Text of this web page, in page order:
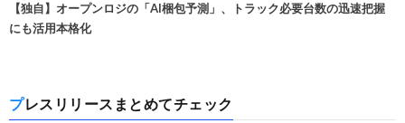
【独自】オープンロジの「AI梱包予測」、トラック必要台数の迅速把握
にも活用本格化
プレスリリースまとめてチェック